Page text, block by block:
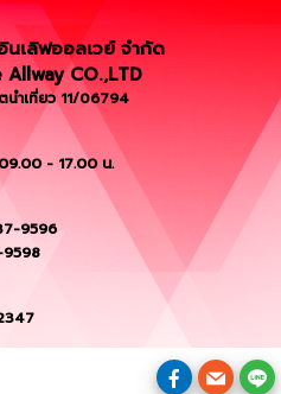
เลิฟออลเวย์ จำกัด
CO.,LTD
นำเที่ยว 11/06794
- 17.00 น.
9596